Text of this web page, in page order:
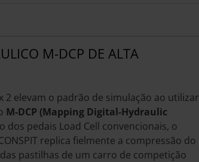
M-DCP DE ALTA
2 elevam o padrão de simulação ao utilizar
M-DCP (Mapping Digital-Hydraulic
dos pedais Load Cell convencionais, o
replica fielmente a compressão do
pastilhas de um carro de competição